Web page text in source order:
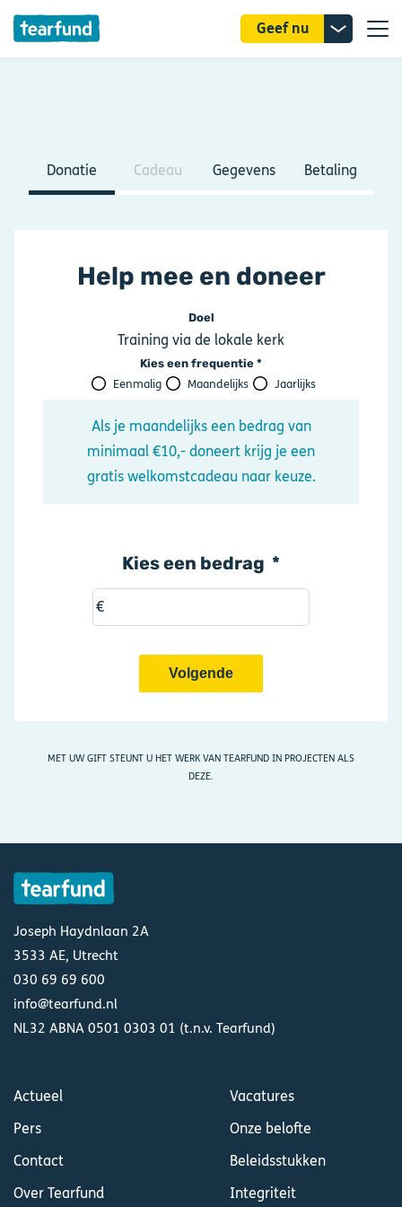
Geef nu
Donatie Cadeau Gegevens Betaling
Help mee en doneer
Doel
Training via de lokale kerk
Kies een frequentie
Eenmalig
Maandelijks Jaarlijks
Als je maandelijks een bedrag van
minimaal €10,- doneert krijg je een
gratis welkomstcadeau naar keuze.
Kies een bedrag
€
MET UW GIFT STEUNT U HET WERK VAN TEARFUND IN PROJECTEN ALS
DEZE.
Joseph Haydnlaan 2A
3533 AE, Utrecht
030 69 69 600
info@tearfund.nl
NL32 ABNA 0501 0303 01 (t.n.v. Tearfund)
Actueel
Pers
Contact
Over Tearfund
Vacatures
Onze belofte
Beleidsstukken
Integriteit